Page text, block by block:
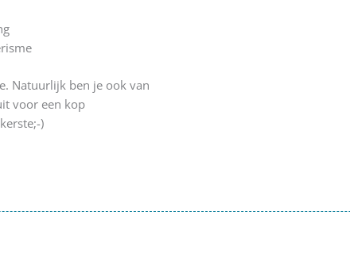
Natuurlijk ben je ook van
voor een kop
)